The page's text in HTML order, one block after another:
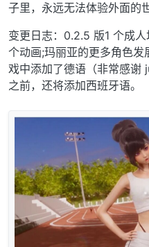
子里，永远无法体验外面的
变更日志：0.2.5 版1 个成
个动画;玛丽亚的更多角色
戏中添加了德语（非常感谢
之前，还将添加西班牙语。